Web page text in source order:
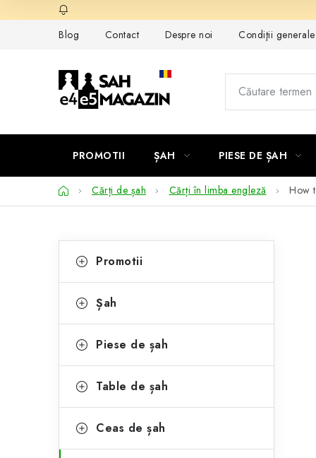
la
Blog
Contact Despre noi Condiţii
PROMOTII ȘAH PIESE DE ȘAH
AcasăCărți de șah Cărți în limba engleză How
a
ă
l
t
e
peste
categorii
a
e
o
i
Promotii
Șah
Piese de șah
Table de șah
Ceas de șah